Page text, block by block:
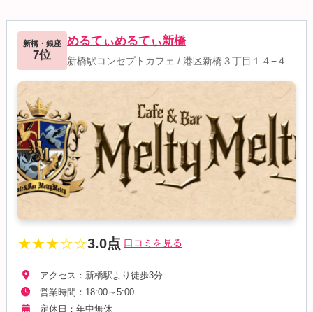
新橋・銀座
7位
めるてぃめるてぃ新橋
新橋駅コンセプトカフェ / 港区新橋３丁目１４−４
★★★☆☆3.0点 口コミを見る
アクセス：新橋駅より徒歩3分
営業時間：18:00～5:00
定休日：年中無休